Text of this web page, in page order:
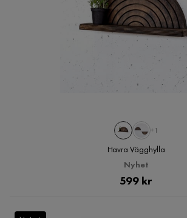
+1
Havra Vägghylla
Nyhet
Pris
599 kr